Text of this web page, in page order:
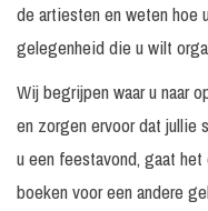
de artiesten en weten hoe
gelegenheid die u wilt
Wij begrijpen waar u naar
en zorgen ervoor dat jullie
u een feestavond, gaat
boeken voor een andere